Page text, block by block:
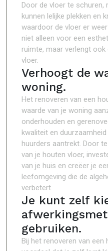
Door de vloer te schuren,
kunnen lelijke plekken en
waardoor de vloer er
niet alleen voor een
ruimte, maar verlengt
vloer.
Verhoogt de
woning.
Het renoveren van een
waarde van je woning
onderhouden en
kwaliteit en
huurders aantrekt. Door
van je houten vloer,
van je huis en creëer je
leefomgeving die de
verbetert.
Je kunt zelf
gebruiken.
Bij het renoveren van